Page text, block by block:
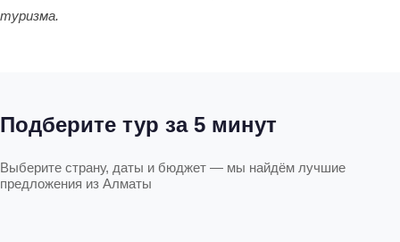
туризма.
Подберите тур за 5 минут
Выберите страну, даты и бюджет — мы найдём лучшие
предложения из Алматы